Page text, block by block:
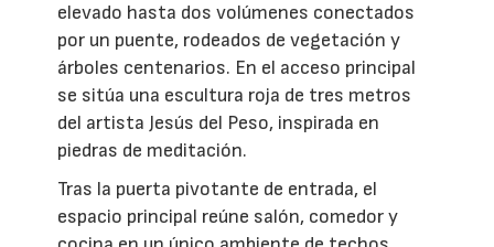
elevado hasta dos volúmenes conectados
por un puente, rodeados de vegetación y
árboles centenarios. En el acceso principal
se sitúa una escultura roja de tres metros
del artista Jesús del Peso, inspirada en
piedras de meditación.
Tras la puerta pivotante de entrada, el
espacio principal reúne salón, comedor y